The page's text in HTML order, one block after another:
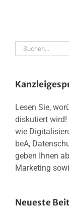
Suche
Lesen Sie,
diskutiert wird!
wie
beA,
geben Ihnen
Marketing
Neueste